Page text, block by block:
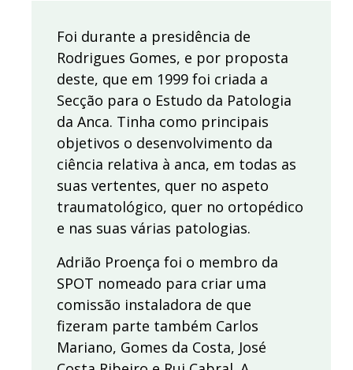
Foi durante a presidência de
Rodrigues Gomes, e por proposta
deste, que em 1999 foi criada a
Secção para o Estudo da Patologia
da Anca. Tinha como principais
objetivos o desenvolvimento da
ciência relativa à anca, em todas as
suas vertentes, quer no aspeto
traumatológico, quer no ortopédico
e nas suas várias patologias.
Adrião Proença foi o membro da
SPOT nomeado para criar uma
comissão instaladora de que
fizeram parte também Carlos
Mariano, Gomes da Costa, José